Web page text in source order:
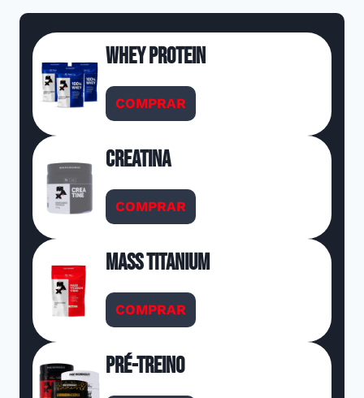
Whey Protein
COMPRAR
Creatina
COMPRAR
Mass Titanium
COMPRAR
Pré-Treino